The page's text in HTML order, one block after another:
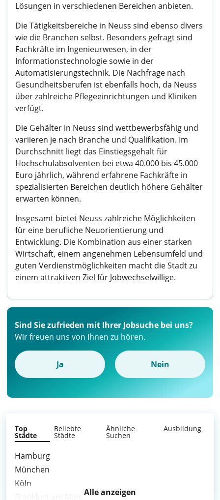
Lösungen in verschiedenen Bereichen anbieten.
Die Tätigkeitsbereiche in Neuss sind ebenso divers
wie die Branchen selbst. Besonders gefragt sind
Fachkräfte im Ingenieurwesen, in der
Informationstechnologie sowie in der
Automatisierungstechnik. Die Nachfrage nach
Gesundheitsberufen ist ebenfalls hoch, da Neuss
über zahlreiche Pflegeeinrichtungen und Kliniken
verfügt.
Die Gehälter in Neuss sind wettbewerbsfähig und
variieren je nach Branche und Qualifikation. Im
Durchschnitt liegt das Einstiegsgehalt für
Hochschulabsolventen bei etwa 40.000 bis 45.000
Euro jährlich, während erfahrene Fachkräfte in
spezialisierten Bereichen deutlich höhere Gehälter
erwarten können.
Insgesamt bietet Neuss zahlreiche Möglichkeiten
für eine berufliche Neuorientierung und
Entwicklung. Die Kombination aus einer starken
Wirtschaft, einem angenehmen Lebensumfeld und
guten Verdienstmöglichkeiten macht die Stadt zu
einem attraktiven Ziel für Jobwechselwillige.
Sind Sie zufrieden mit Ihrer Jobsuche bei uns?
Wir freuen uns von Ihnen zu hören.
Ja Nein
Top
Städte
Beliebte
Städte
Ähnliche
Suchen
Ausbildung
Hamburg
München
Köln
Alle anzeigen